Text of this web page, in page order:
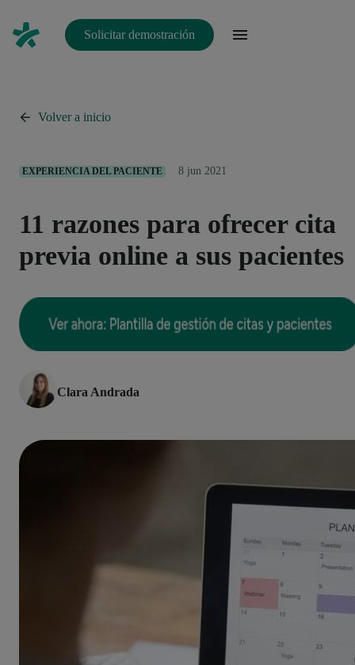
Solicitar demostración
Volver a inicio
EXPERIENCIA DEL PACIENTE 8 jun 2021
11 razones para ofrecer cita
previa online a sus pacientes
Clara Andrada